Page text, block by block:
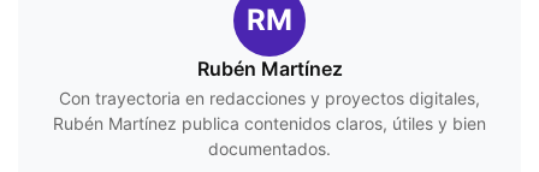
RM
Rubén Martínez
Con trayectoria en redacciones y proyectos digitales,
Rubén Martínez publica contenidos claros, útiles y bien
documentados.